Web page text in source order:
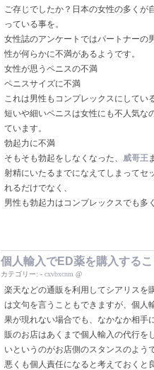
ご存じでしたか？日本の女性の多くが
っている事を。
女性誌のアンケートではパートナーの
性が何らかに不満があるようです。
女性が思うペニスの不満
ペニスサイズに不満
これは男性もコンプレックスにしてい
短いや細いペニスは女性にも不人気な
ています。
勃起力に不満
そもそも勃起をしなくなった、 威哥王
射精にいたるまでになえてしまってセ
れるだけでなく、
男性も勃起力はコンプレックスでも多
個人輸入でED薬を購入する
カテゴリー: - cxvbxcnm @
楽天などの通販を利用してシアリスを
は文句を言うこともできますが、個人
果が現れない場合でも、なかなか相手
販のお店はあくまで個人輸入の代行を
いというのがお店側のスタンスのよう
悪くも個人責任になると考えておくと